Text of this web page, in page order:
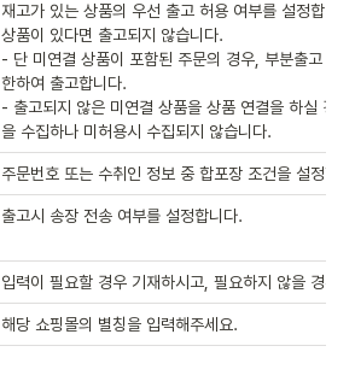
재고가 있는 상품의 우선 출고 허용 여부를 설정합니
상품이 있다면 출고되지 않습니다.
- 단 미연결 상품이 포함된 주문의 경우, 부분출고 여
한하여 출고합니다.
- 출고되지 않은 미연결 상품을 상품 연결을 하실 경
을 수집하나 미허용시 수집되지 않습니다.
주문번호 또는 수취인 정보 중 합포장 조건을 설정합
출고시 송장 전송 여부를 설정합니다.
입력이 필요할 경우 기재하시고, 필요하지 않을 경우
해당 쇼핑몰의 별칭을 입력해주세요.